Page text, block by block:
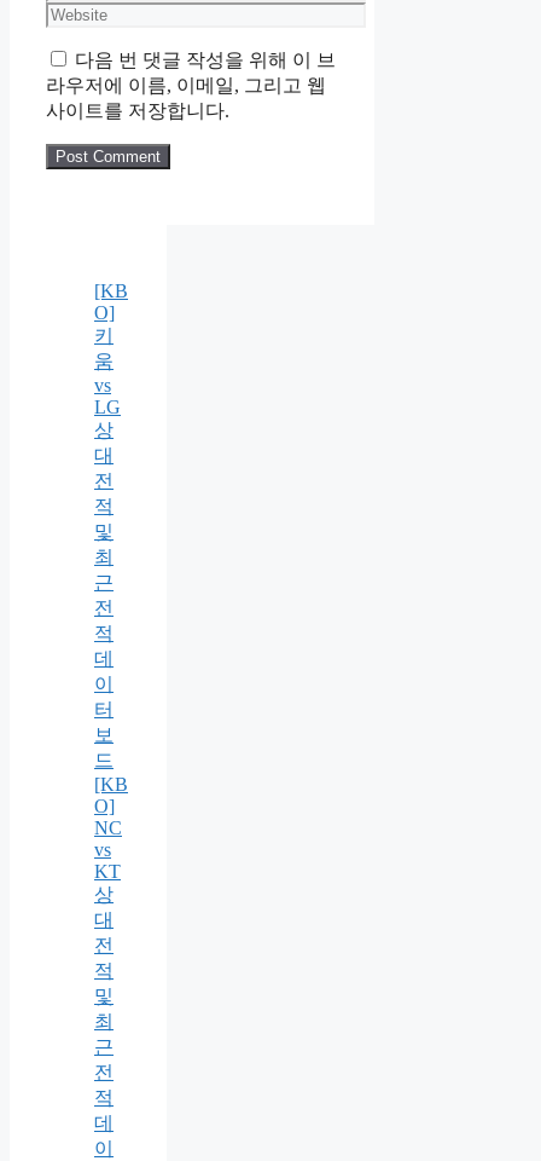
Website
다음 번 댓글 작성을 위해 이 브
라우저에 이름, 이메일, 그리고 웹
사이트를 저장합니다.
[KB
O]
키
움
vs
LG
상
대
전
적
및
최
근
전
적
데
이
터
보
드
[KB
O]
NC
vs
KT
상
대
전
적
및
최
근
전
적
데
이